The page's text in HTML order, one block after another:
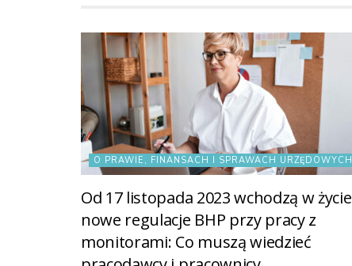
O PRAWIE, FINANSACH I SPRAWACH URZĘDOWYCH
Od 17 listopada 2023 wchodzą w życie
nowe regulacje BHP przy pracy z
monitorami: Co muszą wiedzieć